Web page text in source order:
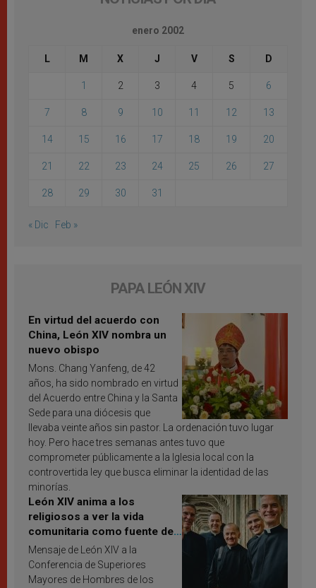
enero 2002
L M X J V S D
1 2 3 4 5 6
7 8 9 10 11 12 13
14 15 16 17 18 19 20
21 22 23 24 25 26 27
28 29 30 31
« Dic Feb »
PAPA LEÓN XIV
En virtud del acuerdo con
China, León XIV nombra un
nuevo obispo
Mons. Chang Yanfeng, de 42
años, ha sido nombrado en virtud
del Acuerdo entre China y la Santa
Sede para una diócesis que
llevaba veinte años sin pastor. La ordenación tuvo lugar
hoy. Pero hace tres semanas antes tuvo que
comprometer públicamente a la Iglesia local con la
controvertida ley que busca eliminar la identidad de las
minorías.
León XIV anima a los
religiosos a ver la vida
comunitaria como fuente de
inspiración y santificación
Mensaje de León XIV a la
Conferencia de Superiores
Mayores de Hombres de los